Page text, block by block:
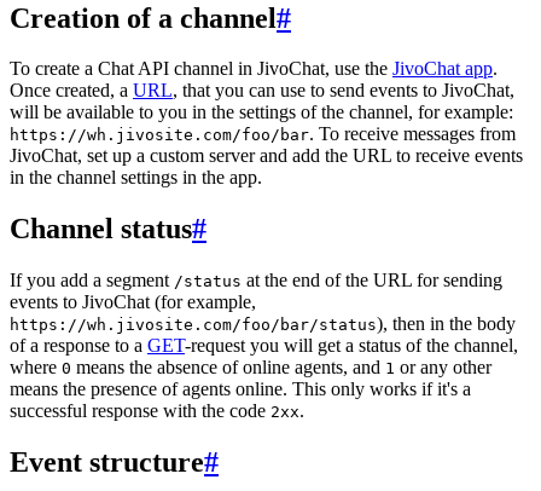
Creation of a channel#
To create a Chat API channel in JivoChat, use the JivoChat app.
Once created, a URL, that you can use to send events to JivoChat,
will be available to you in the settings of the channel, for example:
https://wh.jivosite.com/foo/bar. To receive messages from
JivoChat, set up a custom server and add the URL to receive events
in the channel settings in the app.
Channel status#
If you add a segment /status at the end of the URL for sending
events to JivoChat (for example,
https://wh.jivosite.com/foo/bar/status), then in the body
of a response to a GET-request you will get a status of the channel,
where 0 means the absence of online agents, and 1 or any other
means the presence of agents online. This only works if it's a
successful response with the code 2xx.
Event structure#